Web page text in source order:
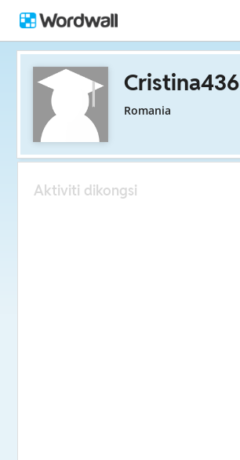
Cristina436
Romania
Aktiviti dikongsi